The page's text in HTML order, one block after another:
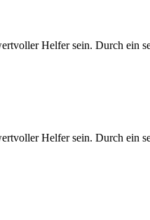
Helfer sein. Durch ein
Helfer sein. Durch ein